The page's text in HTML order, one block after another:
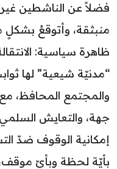
فضلاً عن الناشطين
منبثقة، وأتوقعُ بشكلٍ
ظاهرة سياسية:
“مدنيّة شيعية” لها
والمجتمع المحافظ،
جهة، والتعايش
إمكانية الوقوف ضدّ
بأيّة لحظة وبأيّ